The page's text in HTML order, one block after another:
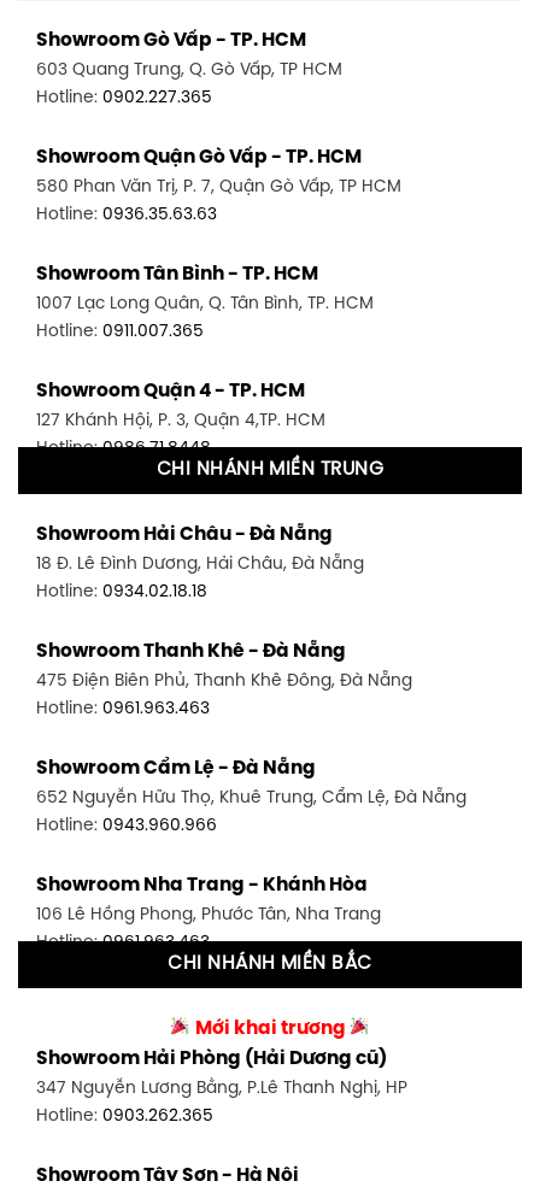
Showroom Gò Vấp - TP. HCM
603 Quang Trung, Q. Gò Vấp, TP HCM
Hotline: 0902.227.365
Showroom Quận Gò Vấp - TP. HCM
580 Phan Văn Trị, P. 7, Quận Gò Vấp, TP HCM
Hotline: 0936.35.63.63
Showroom Tân Bình - TP. HCM
1007 Lạc Long Quân, Q. Tân Bình, TP. HCM
Hotline: 0911.007.365
Showroom Quận 4 - TP. HCM
127 Khánh Hội, P. 3, Quận 4,TP. HCM
Hotline:0986.71.8448
1411 Đường 3/2, P. 16, Quận 11, TP. HCM
Hotline:0906.256.759
1448 Huỳnh Tấn Phát, Phú Thuận, Quận 7, TP HCM
Hotline:0946.480.580
348 Đ. Bạch Đằng, P. 14, Bình Thạnh, TP HCM
Hotline:0902.716.230
591 Hoàng Văn Thụ, P. 4, Tân Bình, TP HCM
Hotline:0906.256.759
0986.71.8448
Showroom Thuận An - Bình Dương
66 đường DT743, An Phú, Thuận An, Bình Dương
CHI NHÁNH MIỀN TRUNG
Showroom Hải Châu - Đà Nẵng
18 Đ. Lê Đình Dương, Hải Châu, Đà Nẵng
Hotline: 0934.02.18.18
Showroom Thanh Khê - Đà Nẵng
475 Điện Biên Phủ, Thanh Khê Đông, Đà Nẵng
Hotline: 0961.963.463
Showroom Cẩm Lệ - Đà Nẵng
652 Nguyễn Hữu Thọ, Khuê Trung, Cẩm Lệ, Đà Nẵng
Hotline: 0943.960.966
Showroom Nha Trang - Khánh Hòa
106 Lê Hồng Phong, Phước Tân, Nha Trang
Hotline:0961.963.463
27-29 Nguyễn Sỹ Sách, Hưng Bình, TP Vinh, Nghệ An
Hotline:0943.960.966
Showroom Buôn Ma Thuột
Hotline:0934.02.18.18
CHI NHÁNH MIỀN BẮC
Mới khai trương
Showroom Hải Phòng (Hải Dương cũ)
347 Nguyễn Lương Bằng, P.Lê Thanh Nghị, HP
Hotline: 0903.262.365
Showroom Tây Sơn - Hà Nội